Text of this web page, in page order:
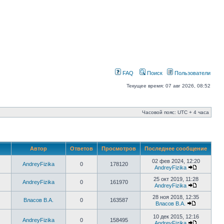
FAQ Поиск Пользователи
Текущее время: 07 авг 2026, 08:52
Часовой пояс: UTC + 4 часа
Автор Ответов Просмотров Последнее сообщение
AndreyFizika 0 178120
02 фев 2024, 12:20
AndreyFizika
AndreyFizika 0 161970
25 окт 2019, 11:28
AndreyFizika
Власов В.А. 0 163587
28 ноя 2018, 12:35
Власов В.А.
AndreyFizika 0 158495
10 дек 2015, 12:16